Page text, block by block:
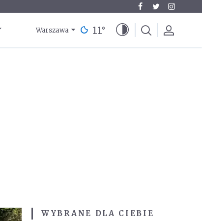
Warszawa 11°
WYBRANE DLA CIEBIE